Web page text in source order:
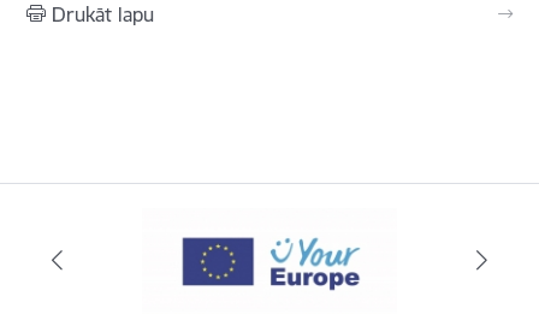
Drukāt lapu